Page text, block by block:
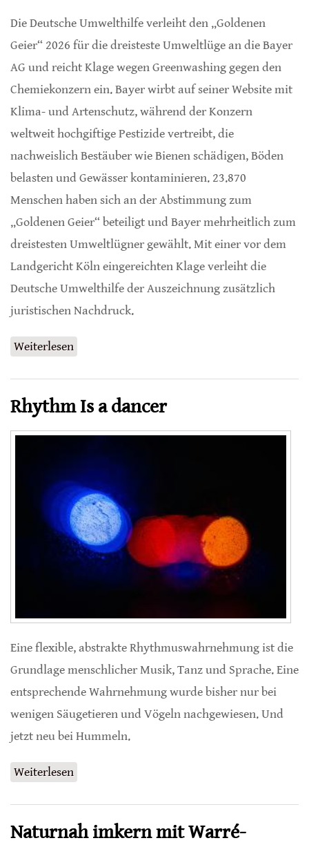
Die Deutsche Umwelthilfe verleiht den „Goldenen
Geier“ 2026 für die dreisteste Umweltlüge an die Bayer
AG und reicht Klage wegen Greenwashing gegen den
Chemiekonzern ein. Bayer wirbt auf seiner Website mit
Klima- und Artenschutz, während der Konzern
weltweit hochgiftige Pestizide vertreibt, die
nachweislich Bestäuber wie Bienen schädigen, Böden
belasten und Gewässer kontaminieren. 23.870
Menschen haben sich an der Abstimmung zum
„Goldenen Geier“ beteiligt und Bayer mehrheitlich zum
dreistesten Umweltlügner gewählt. Mit einer vor dem
Landgericht Köln eingereichten Klage verleiht die
Deutsche Umwelthilfe der Auszeichnung zusätzlich
juristischen Nachdruck.
Weiterlesen
Rhythm Is a dancer
Eine flexible, abstrakte Rhythmuswahrnehmung ist die
Grundlage menschlicher Musik, Tanz und Sprache. Eine
entsprechende Wahrnehmung wurde bisher nur bei
wenigen Säugetieren und Vögeln nachgewiesen. Und
jetzt neu bei Hummeln.
Weiterlesen
Naturnah imkern mit Warré-